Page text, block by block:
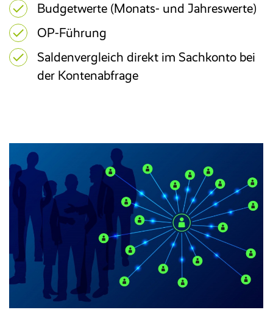
Budgetwerte (Monats- und Jahreswerte)
OP-Führung
Saldenvergleich direkt im Sachkonto bei
der Kontenabfrage